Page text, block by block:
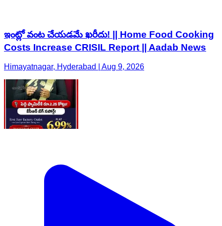
ఇంట్లో వంట చేయడమే ఖరీదు! || Home Food Cooking
Costs Increase CRISIL Report || Aadab News
Himayatnagar, Hyderabad | Aug 9, 2026